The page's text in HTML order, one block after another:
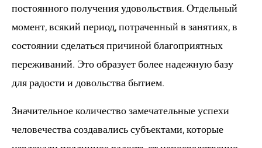
постоянного получения удовольствия. Отдельный
момент, всякий период, потраченный в занятиях, в
состоянии сделаться причиной благоприятных
переживаний. Это образует более надежную базу
для радости и довольства бытием.
Значительное количество замечательные успехи
человечества создавались субъектами, которые